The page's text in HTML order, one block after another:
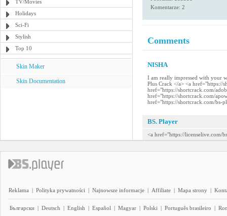
TV/Movies
Holidays
Sci-Fi
Stylish
Top 10
Skin Maker
Skin Documentation
Komentarze: 2
Comments
NISHA
I am really impressed with your
Plus Crack </a> <a href="https://
href="https://shortcrack.com/
href="https://shortcrack.com/
href="https://shortcrack.com/bs-
BS. Player
<a href="https://licenselive.com/
Reklama | Polityka prywatności | Najnowsze informacje | Affiliate | Mapa strony |
Български | Deutsch | English | Español | Magyar | Polski | Português brasileiro |